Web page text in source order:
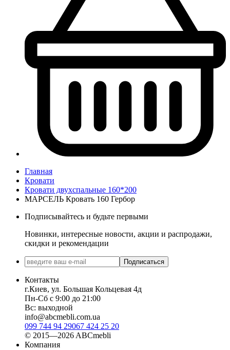
Главная
Кровати
Кровати двухспальные 160*200
МАРСЕЛЬ Кровать 160 Гербор
Подписывайтесь и будьте первыми
Новинки, интересные новости, акции и распродажи,
скидки и рекомендации
Подписаться
Контакты
г.Киев, ул. Большая Кольцевая 4д
Пн-Сб с 9:00 до 21:00
Вс: выходной
info@abcmebli.com.ua
099 744 94 29067 424 25 20
© 2015—2026 ABCmebli
Компания